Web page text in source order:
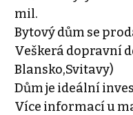
mil.
Bytový dům se
Veškerá dopravní
Blansko,Svitavy)
Dům je ideální
Více informací u